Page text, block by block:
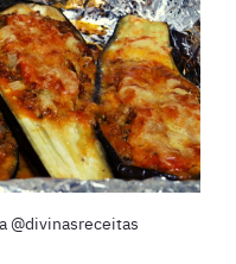
@divinasreceitas